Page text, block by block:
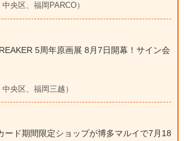
央区、福岡PARCO）
5周年原画展 8月7日開幕！サイン会
央区、福岡三越）
ード期間限定ショップが博多マルイで7月18